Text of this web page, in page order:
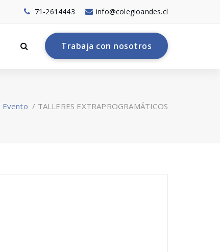
info@colegioandes.cl
71-2614443
Trabaja con nosotros
Evento / TALLERES EXTRAPROGRAMÁTICOS